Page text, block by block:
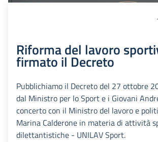
Riforma del lavoro
firmato il Decreto
Pubblichiamo il Decreto del 27 ottobre
dal Ministro per lo Sport e i Giovani
concerto con il Ministro del lavoro e
Marina Calderone in materia di attività
dilettantistiche - UNILAV Sport.